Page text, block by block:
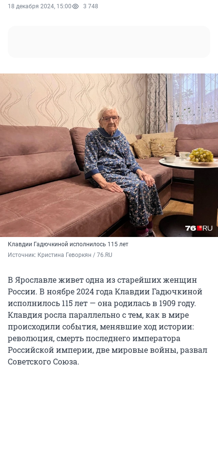
18 декабря 2024, 15:00 3 748
Клавдии Гадючкиной исполнилось 115 лет
Источник: Кристина Геворкян / 76.RU
В Ярославле живет одна из старейших женщин
России. В ноябре 2024 года Клавдии Гадючкиной
исполнилось 115 лет — она родилась в 1909 году.
Клавдия росла параллельно с тем, как в мире
происходили события, менявшие ход истории:
революция, смерть последнего императора
Российской империи, две мировые войны, развал
Советского Союза.